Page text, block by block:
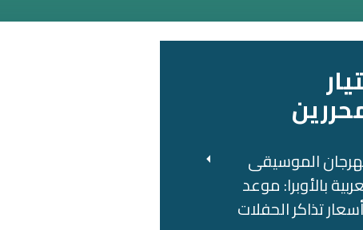
الموسيقى
بالأوبرا: موعد
تذاكر الحفلات